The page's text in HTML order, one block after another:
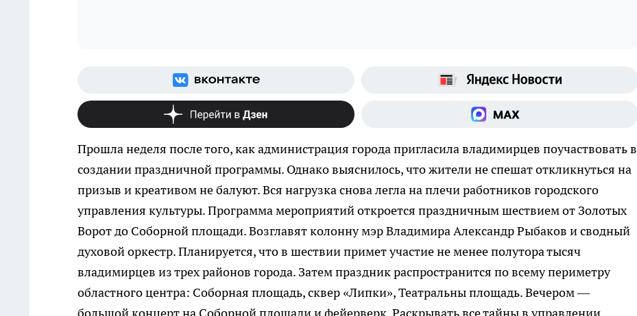
Прошла неделя после того, как администрация города пригласила владимирцев поучаствовать в
создании праздничной программы. Однако выяснилось, что жители не спешат откликнуться на
призыв и креативом не балуют. Вся нагрузка снова легла на плечи работников городского
управления культуры. Программа мероприятий откроется праздничным шествием от Золотых
Ворот до Соборной площади. Возглавят колонну мэр Владимира Александр Рыбаков и сводный
духовой оркестр. Планируется, что в шествии примет участие не менее полутора тысяч
владимирцев из трех районов города. Затем праздник распространится по всему периметру
областного центра: Соборная площадь, сквер «Липки», Театральны площадь. Вечером —